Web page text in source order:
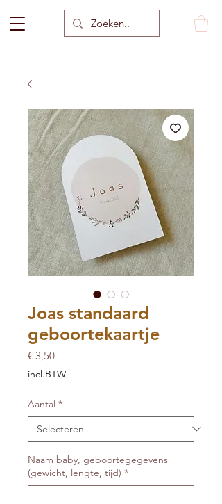
Joas standaard
geboortekaartje
€ 3,50Prijs
incl.BTW
Aantal *
Naam baby, geboortegegevens
(gewicht, lengte, tijd) *